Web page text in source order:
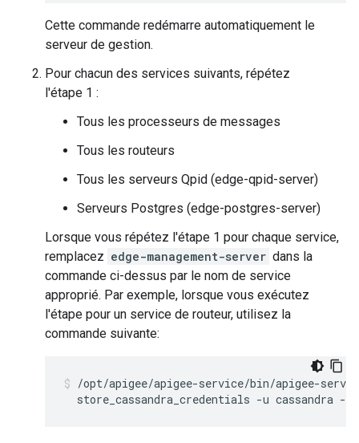
Cette commande redémarre automatiquement le
serveur de gestion.
Pour chacun des services suivants, répétez
l'étape 1 :
Tous les processeurs de messages
Tous les routeurs
Tous les serveurs Qpid (edge-qpid-server)
Serveurs Postgres (edge-postgres-server)
Lorsque vous répétez l'étape 1 pour chaque service,
remplacez edge-management-server dans la
commande ci-dessus par le nom de service
approprié. Par exemple, lorsque vous exécutez
l'étape pour un service de routeur, utilisez la
commande suivante:
/opt/apigee/apigee-service/bin/apigee-
store_cassandra_credentials -u cassandra -p